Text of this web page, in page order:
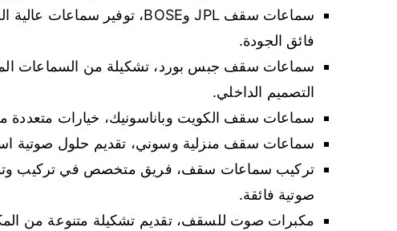
فائق الجودة.
سماعات سقف جبس بورد، تشكيلة من السماعات
التصميم الداخلي.
سماعات سقف الكويت وباناسونيك، خيارات متعددة من
سماعات سقف منزلية وسوني، تقديم حلول صوتية
تركيب سماعات سقف، فريق متخصص في تركيب
صوتية فائقة.
مكبرات صوت للسقف، تقديم تشكيلة متنوعة من